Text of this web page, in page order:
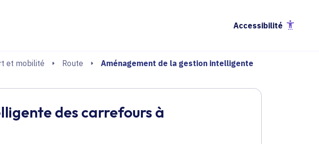
Accessibilité
et mobilité Route
Aménagement de la gestion intelligente
des carrefours à